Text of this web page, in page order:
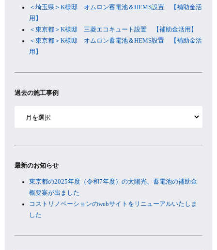
＜埼玉県＞K様邸 オムロン蓄電池＆HEMS設置 【補助金活
用】
＜東京都＞K様邸 三菱エコキュート設置 【補助金活用】
＜東京都＞K様邸 オムロン蓄電池＆HEMS設置 【補助金活
用】
過去の施工事例
最新のお知らせ
東京都の2025年度（令和7年度）の太陽光、蓄電池の補助金
概要案が出ました
コストリノベーションのwebサイトをリニューアルいたしま
した